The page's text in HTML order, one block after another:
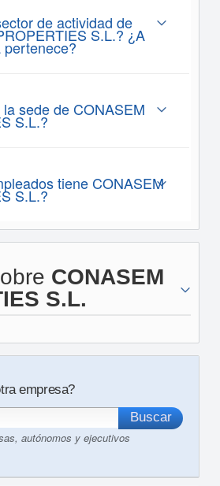
de actividad de
S.L.? ¿A
sede de CONASEM
S.L.?
tiene CONASEM
S.L.?
CONASEM
S.L.
empresa?
autónomos y ejecutivos